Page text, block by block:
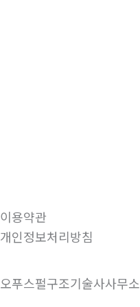
이용약관
개인정보처리방침
오푸스펄구조기술사사무소